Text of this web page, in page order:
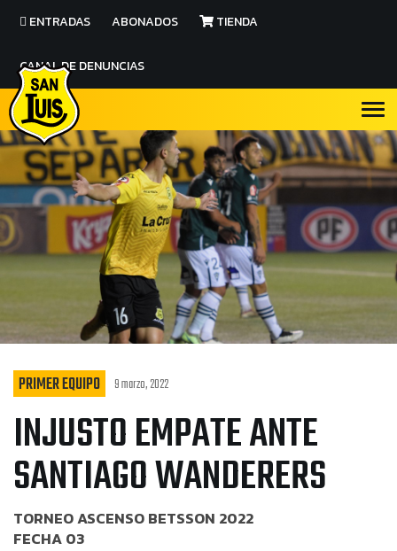
ENTRADAS ABONADOS TIENDA
CANAL DE DENUNCIAS
PRIMER EQUIPO 9 marzo, 2022
INJUSTO EMPATE ANTE
SANTIAGO WANDERERS
TORNEO ASCENSO BETSSON 2022
FECHA 03